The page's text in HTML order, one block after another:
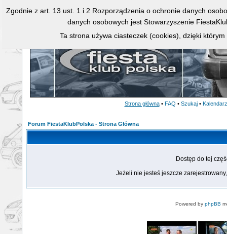
Strona główna • FAQ • Szukaj • Kalendarz
Forum FiestaKlubPolska - Strona Główna
Dostęp do tej
Jeżeli nie jesteś jeszcze
Powered by phpBB
Zgodnie z art. 13 ust. 1 i 2 Rozporządzenia o ochronie danych
danych osobowych jest Stowarzyszenie
Ta strona używa ciasteczek (cookies), dzięki